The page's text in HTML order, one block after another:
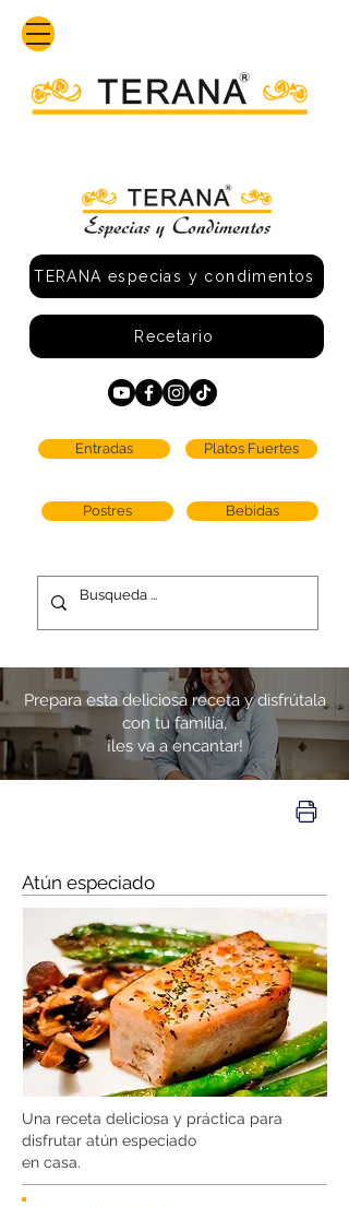
TERANA especias y condimentos
Recetario
Entradas Platos Fuertes
Postres Bebidas
Prepara esta deliciosa receta y disfrútala
con tu familia,
¡les va a encantar!
Atún especiado
Una receta deliciosa y práctica para
disfrutar atún especiado
en casa.